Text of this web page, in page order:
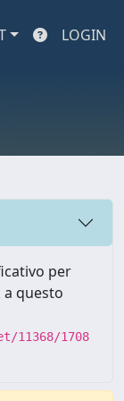
LOGIN
per
questo
11368/1708